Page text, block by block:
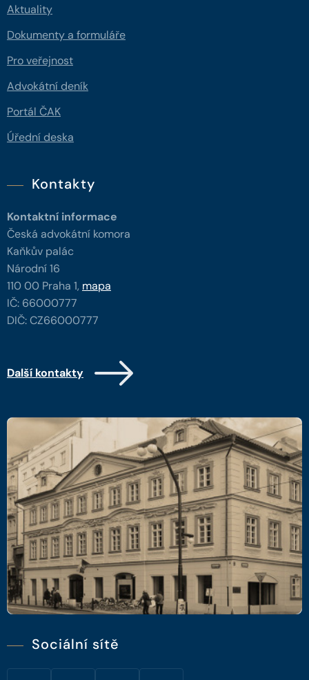
Aktuality
Dokumenty a formuláře
Pro veřejnost
Advokátní deník
Portál ČAK
Úřední deska
Kontakty
Kontaktní informace
Česká advokátní komora
Kaňkův palác
Národní 16
110 00 Praha 1, mapa
IČ: 66000777
DIČ: CZ66000777
Další kontakty
Sociální sítě